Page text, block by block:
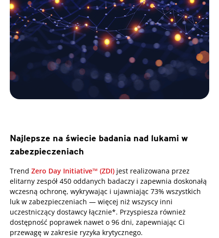
Najlepsze na świecie badania nad lukami w
zabezpieczeniach
Trend Zero Day Initiative™ (ZDI) jest realizowana przez
elitarny zespół 450 oddanych badaczy i zapewnia doskonałą
wczesną ochronę, wykrywając i ujawniając 73% wszystkich
luk w zabezpieczeniach — więcej niż wszyscy inni
uczestniczący dostawcy łącznie*. Przyspiesza również
dostępność poprawek nawet o 96 dni, zapewniając Ci
przewagę w zakresie ryzyka krytycznego.